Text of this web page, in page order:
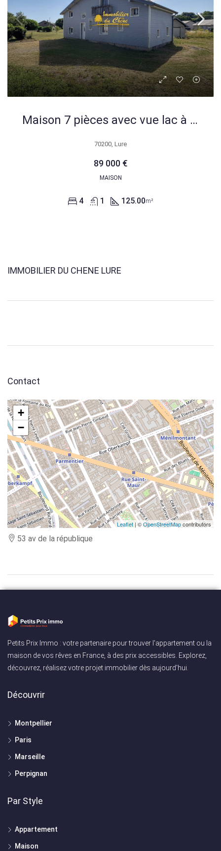
Maison 7 pièces avec vue lac à Magny Vernois – À rénover
70200, Lure
89 000 €
MAISON
4 1 125.00m²
IMMOBILIER DU CHENE LURE
Contact
+
−
Leaflet| ©OpenStreetMapcontributors
53 av de la république
Petits Prix Immo : votre partenaire pour trouver l'appartement ou la
maison de vos rêves en France, à des prix accessibles. Explorez,
découvrez, réalisez votre projet immobilier dès aujourd'hui.
Découvrir
Montpellier
Paris
Marseille
Perpignan
Par Style
Appartement
Maison